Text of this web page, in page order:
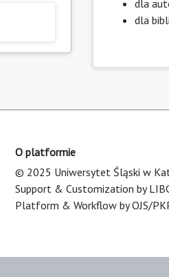
dla
dla
O platformie
© 2025 Uniwersytet Śląski w
Support & Customization by
Platform & Workflow by OJS/